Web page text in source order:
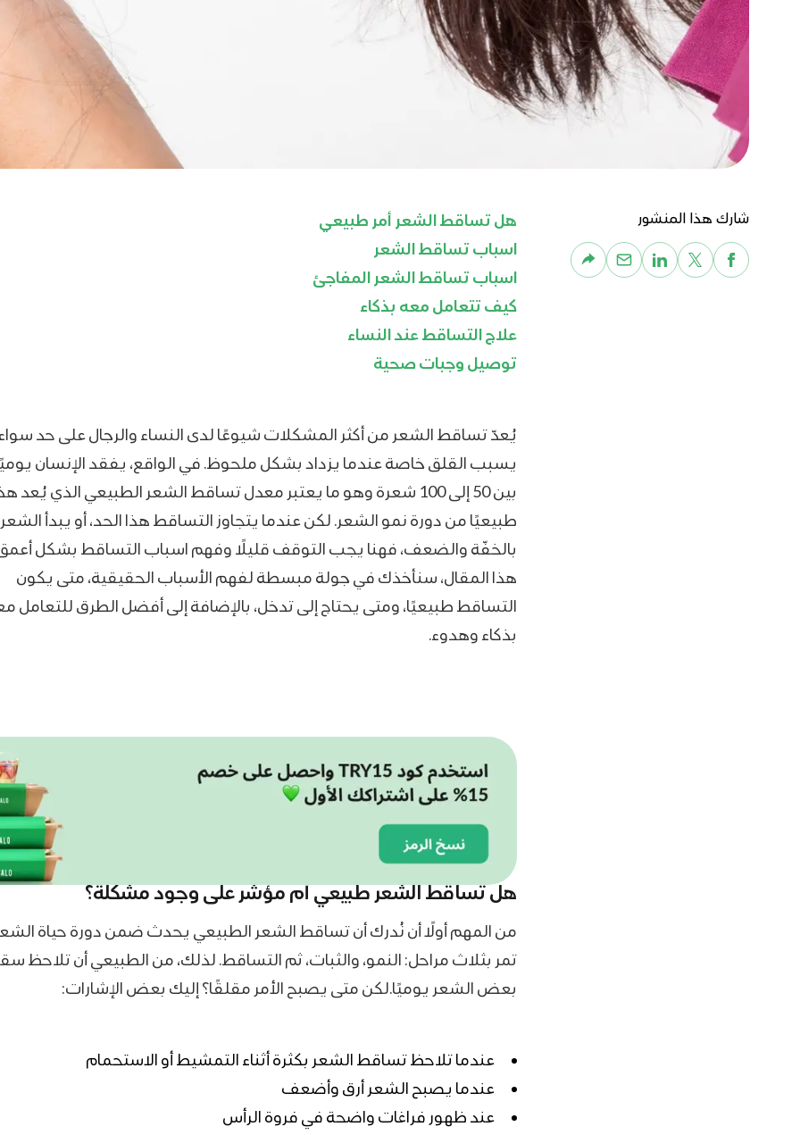
شارك هذا المنشور
هل تساقط الشعر أمر طبيعي
اسباب تساقط الشعر
اسباب تساقط الشعر المفاجئ
كيف تتعامل معه بذكاء
علاج التساقط عند النساء
توصيل وجبات صحية
يُعدّ تساقط الشعر من أكثر المشكلات شيوعًا لدى النساء والرجال على حد
يسبب القلق خاصة عندما يزداد بشكل ملحوظ. في الواقع، يفقد الإنسان
بين 50 إلى 100 شعرة وهو ما يعتبر معدل تساقط الشعر الطبيعي​ الذي يُعد
طبيعيًا من دورة نمو الشعر. لكن عندما يتجاوز التساقط هذا الحد، أو يبدأ الشعر
بالخفّة والضعف، فهنا يجب التوقف قليلًا وفهم اسباب التساقط بشكل
هذا المقال، سنأخذك في جولة مبسطة لفهم الأسباب الحقيقية، متى يكون
التساقط طبيعيًا، ومتى يحتاج إلى تدخل، بالإضافة إلى أفضل الطرق للتعامل
بذكاء وهدوء.
هل تساقط الشعر طبيعي أم مؤشر على وجود مشكلة؟
من المهم أولًا أن نُدرك أن تساقط الشعر الطبيعي يحدث ضمن دورة حياة
تمر بثلاث مراحل: النمو، والثبات، ثم التساقط. لذلك، من الطبيعي أن تلاحظ
بعض الشعر يوميًا.لكن متى يصبح الأمر مقلقًا؟ إليك بعض الإشارات:
عندما تلاحظ تساقط الشعر بكثرة أثناء التمشيط أو الاستحمام
عندما يصبح الشعر أرق وأضعف
عند ظهور فراغات واضحة في فروة الرأس